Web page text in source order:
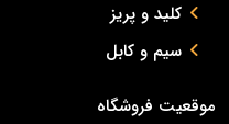
کلید و پریز
سیم و کابل
موقعیت فروشگاه